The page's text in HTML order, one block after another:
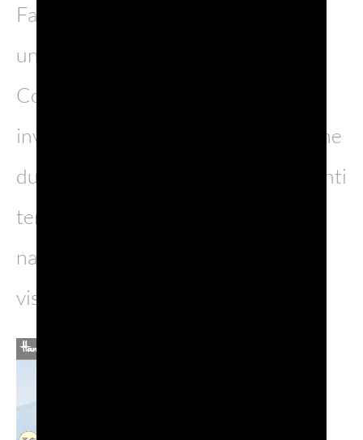
Fair di Umeda (20–25 maggio), con
un esclusivo “Prosecco DOC Bar”.
Con Daimaru Matsuzakaya sono
invece previste attivazioni strategiche
durante lo Sparkling Fair estivo, eventi
tematici autunnali e il periodo
natalizio, assicurando continuità e
visibilità lungo tutto l’anno.